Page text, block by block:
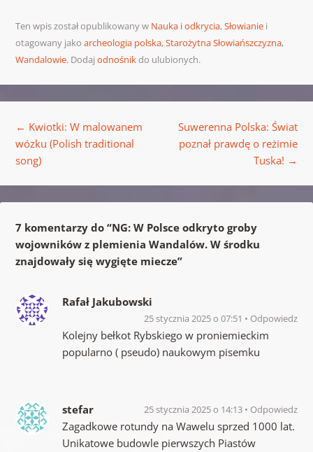
Ten wpis został opublikowany w Nauka i odkrycia,Słowianiei
otagowany jako archeologia polska,Starożytna Słowiańszczyzna,
Wandalowie. Dodaj odnośnikdo ulubionych.
← Kwiotki: W malowanem
wózku (Polish traditional
song)
Suwerenna Polska: Świat
poznał prawdę o reżimie
Tuska! →
7 komentarzy do “NG: W Polsce odkryto groby
wojowników z plemienia Wandalów. W środku
znajdowały się wygięte miecze”
Rafał Jakubowski
25 stycznia 2025 o 07:51 Odpowiedz
Kolejny bełkot Rybskiego w proniemieckim
popularno ( pseudo) naukowym pisemku
stefar 25 stycznia 2025 o 14:13 Odpowiedz
Zagadkowe rotundy na Wawelu sprzed 1000 lat.
Unikatowe budowle pierwszych Piastów